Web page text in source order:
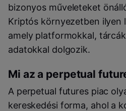
bizonyos műveleteket
Kriptós környezetben ilyen
amely platformokkal,
adatokkal dolgozik.
Mi az a perpetual
A perpetual futures piac
kereskedési forma, ahol a